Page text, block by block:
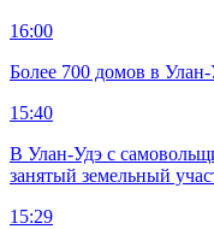
16:00
Более 700 домов в
15:40
В Улан-Удэ с
занятый земельный
15:29